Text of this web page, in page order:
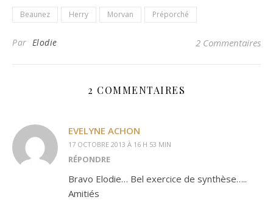
Beaunez Herry Morvan Préporché
Par Elodie 2 Commentaires
2 COMMENTAIRES
EVELYNE ACHON
17 OCTOBRE 2013 À 16 H 53 MIN
RÉPONDRE
Bravo Elodie… Bel exercice de synthèse…..
Amitiés